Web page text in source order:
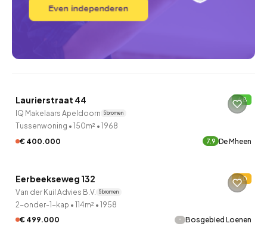
Laurierstraat 44 B
IQ Makelaars Apeldoorn 5 bronnen
Tussenwoning • 150m² • 1968
€ 400.000
7.9 De Mheen
Eerbeekseweg 132 D
Van der Kuil Advies B.V. 5 bronnen
2-onder-1-kap • 114m² • 1958
€ 499.000
- Bosgebied Loenen